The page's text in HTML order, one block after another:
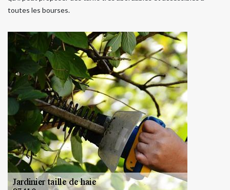
toutes les bourses.